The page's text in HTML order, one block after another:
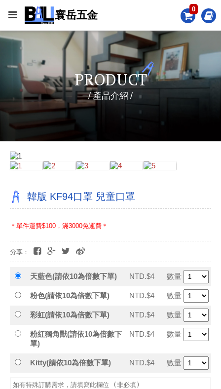
0
PRODUCT
產品介紹
韓版 KF94口罩 兒童口罩
＊單件運費$100，滿3000免運費＊
分享：
天藍色(請依10為倍數下單) NTD.$4 數量
粉色(請依10為倍數下單) NTD.$4 數量
彩虹(請依10為倍數下單) NTD.$4 數量
粉紅獨角獸(請依10為倍數下
單)
NTD.$4 數量
Kitty(請依10為倍數下單) NTD.$4 數量